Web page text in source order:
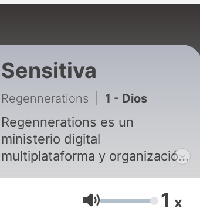
Sensitiva
Regennerations 1 - Dios
Regennerations es un
ministerio digital
multiplataforma y organización
dedicado a la proclamación
clara y fiel del Evangelio de la
Volumen 1 x